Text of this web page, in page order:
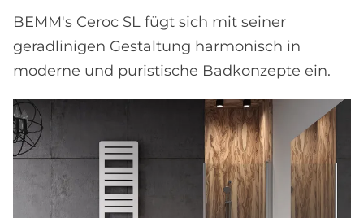
BEMM's Ceroc SL fügt sich mit seiner
geradlinigen Gestaltung harmonisch in
moderne und puristische Badkonzepte ein.